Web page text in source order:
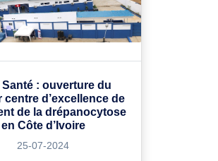
Santé : ouverture du
centre d’excellence de
de la drépanocytose
en Côte d’Ivoire
25-07-2024